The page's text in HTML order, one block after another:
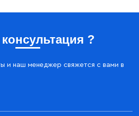
?
и наш менеджер свяжется с вами в